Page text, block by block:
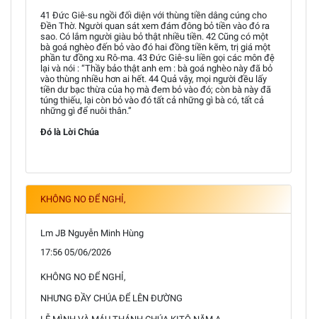
41 Đức Giê-su ngồi đối diện với thùng tiền dâng cúng cho
Đền Thờ. Người quan sát xem đám đông bỏ tiền vào đó ra
sao. Có lắm người giàu bỏ thật nhiều tiền. 42 Cũng có một
bà goá nghèo đến bỏ vào đó hai đồng tiền kẽm, trị giá một
phần tư đồng xu Rô-ma. 43 Đức Giê-su liền gọi các môn đệ
lại và nói : “Thầy bảo thật anh em : bà goá nghèo này đã bỏ
vào thùng nhiều hơn ai hết. 44 Quả vậy, mọi người đều lấy
tiền dư bạc thừa của họ mà đem bỏ vào đó; còn bà này đã
túng thiếu, lại còn bỏ vào đó tất cả những gì bà có, tất cả
những gì để nuôi thân.”
Đó là Lời Chúa
KHÔNG NO ĐỂ NGHỈ,
Lm JB Nguyễn Minh Hùng
17:56 05/06/2026
KHÔNG NO ĐỂ NGHỈ,
NHƯNG ĐẦY CHÚA ĐỂ LÊN ĐƯỜNG